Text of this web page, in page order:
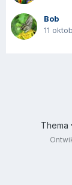
Bob
11
Thema